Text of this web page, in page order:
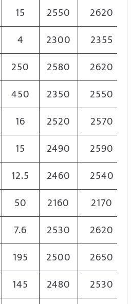
15 2550
2620
4 2300
2355
250 2580
2620
450 2350
2550
16 2520
2570
15 2490
2590
12.5 2460
2540
50 2160
2170
7.6 2530
2620
195 2500
2650
145 2480
2530